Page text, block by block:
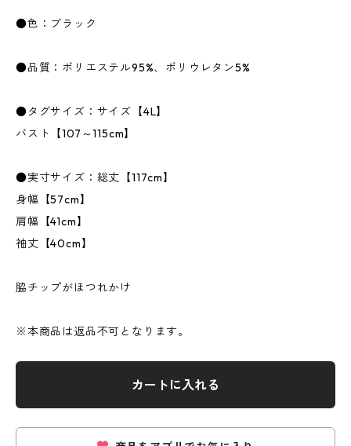
●色：ブラック
●品質：ポリエステル95%、ポリウレタン5%
●タグサイズ：サイズ【4L】
バスト【107～115cm】
●実寸サイズ：総丈【117cm】
身幅【57cm】
肩幅【41cm】
袖丈【40cm】
脇チップがほつれかけ
※本商品は返品不可となります。
カートに入れる